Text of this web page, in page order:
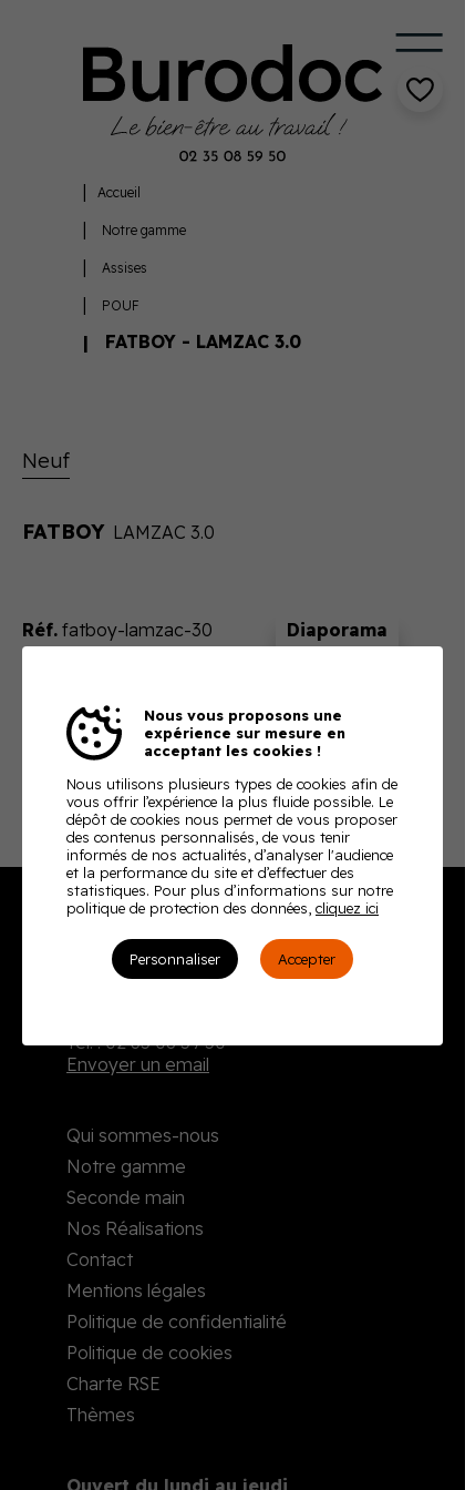
Accueil
Notre gamme
Assises
POUF
FATBOY - LAMZAC 3.0
Neuf
FATBOY LAMZAC 3.0
Réf. fatboy-lamzac-30
En ajoutant ce produit à votre panier, nous vous
enverrons un devis ajusté à votre besoin
Télécharger la fiche technique
Burodoc
Tél. : 02 35 08 59 50
Envoyer un email
Qui sommes-nous
Notre gamme
Seconde main
Nos Réalisations
Contact
Mentions légales
Politique de confidentialité
Politique de cookies
Charte RSE
Thèmes
Nous vous proposons une
expérience sur mesure en
acceptant les cookies !
Nous utilisons plusieurs types de cookies afin de
vous offrir l’expérience la plus fluide possible. Le
dépôt de cookies nous permet de vous proposer
des contenus personnalisés, de vous tenir
informés de nos actualités, d’analyser l'audience
et la performance du site et d’effectuer des
statistiques. Pour plus d’informations sur notre
politique de protection des données, cliquez ici
Personnaliser Accepter